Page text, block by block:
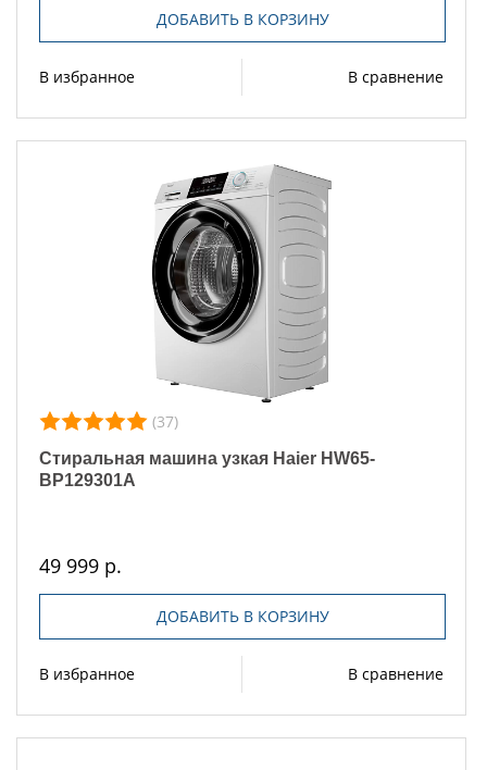
ДОБАВИТЬ В КОРЗИНУ
В избранное В сравнение
(37)
Стиральная машина узкая Haier HW65-
BP129301A
49 999 р.
ДОБАВИТЬ В КОРЗИНУ
В избранное В сравнение